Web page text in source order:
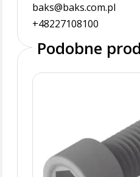
baks@baks.com.pl
+48227108100
Podobne